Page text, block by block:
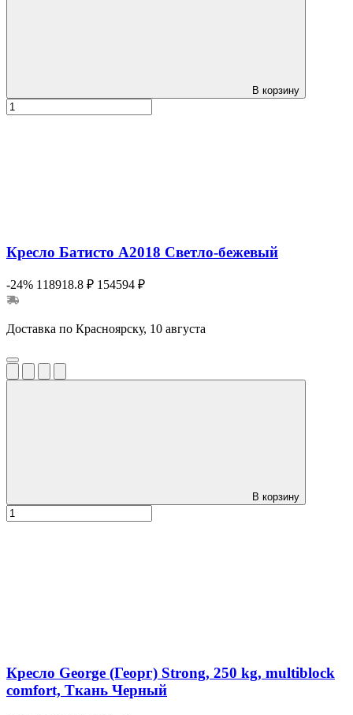
В корзину
Кресло Батисто А2018 Cветло-бежевый
-24% 118918.8 ₽ 154594 ₽
Доставка по Красноярску, 10 августа
В корзину
Кресло George (Георг) Strong, 250 kg, multiblock
comfort, Ткань Черный